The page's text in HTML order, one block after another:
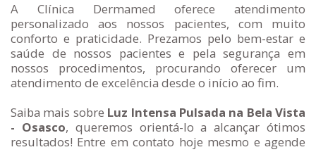
A Clínica Dermamed oferece atendimento
personalizado aos nossos pacientes, com muito
conforto e praticidade. Prezamos pelo bem-estar e
saúde de nossos pacientes e pela segurança em
nossos procedimentos, procurando oferecer um
atendimento de excelência desde o início ao fim.
Saiba mais sobre Luz Intensa Pulsada na Bela Vista
- Osasco, queremos orientá-lo a alcançar ótimos
resultados! Entre em contato hoje mesmo e agende